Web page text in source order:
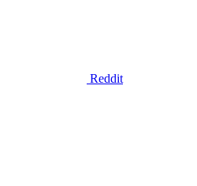
Reddit